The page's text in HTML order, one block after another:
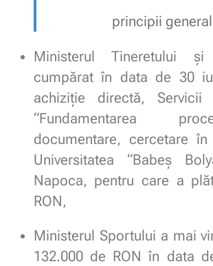
principii
Ministerul Tineretului
cumpărat în data de 30
achiziție directă, Servicii
“Fundamentarea
documentare, cercetare
Universitatea “Babeș
Napoca, pentru care a
RON,
Ministerul Sportului a mai
132.000 de RON în data